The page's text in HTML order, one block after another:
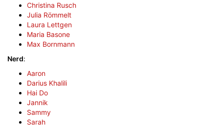
Christina Rusch
Julia Römmelt
Laura Lettgen
Maria Basone
Max Bornmann
Nerd:
Aaron
Darius Khalili
Hai Do
Jannik
Sammy
Sarah